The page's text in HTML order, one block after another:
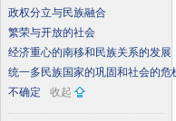
政权分立与民族融合
繁荣与开放的社会
经济重心的南移和民族关系的发展
统一多民族国家的巩固和社会的危
不确定
收起